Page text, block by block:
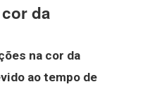
da
na cor da
ao tempo de